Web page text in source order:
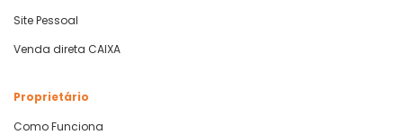
Site Pessoal
Venda direta CAIXA
Proprietário
Como Funciona